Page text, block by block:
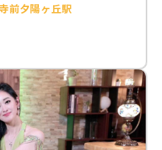
前夕陽ヶ丘駅